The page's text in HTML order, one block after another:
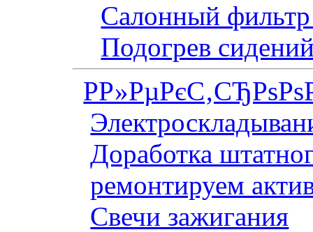
Салонный фильтр
Подогрев
Доработка
ремонтируем
Свечи зажигания